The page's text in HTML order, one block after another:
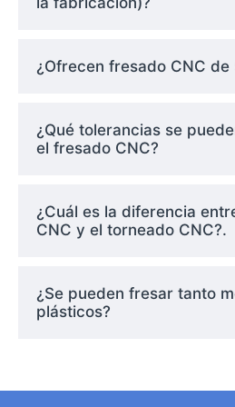
servicio de fresado
Precisión de ±0,005
Amplia compatibilidad
aluminio,acero
personalizadas como
bolsillos, ranuras y
¿Ofrecen fresado CNC de
¿Qué tolerancias se
el fresado CNC?
¿Cuál es la diferencia
CNC y el torneado CNC?.
¿Se pueden fresar tanto
plásticos?